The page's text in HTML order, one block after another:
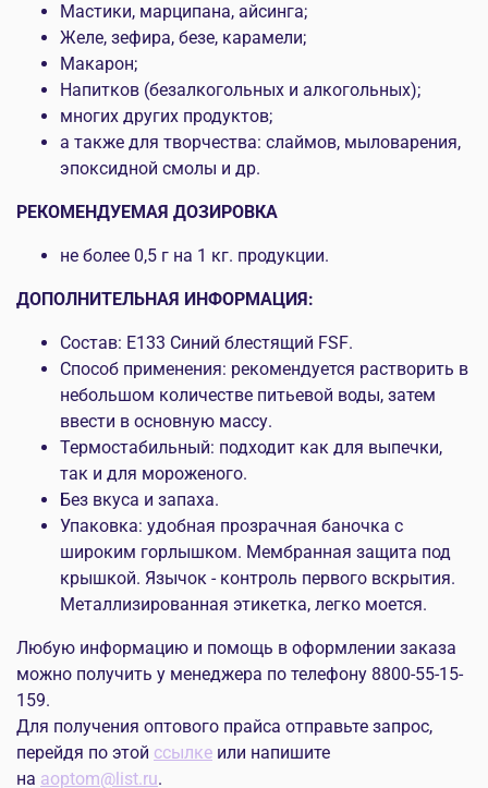
Мастики, марципана, айсинга;
Желе, зефира, безе, карамели;
Макарон;
Напитков (безалкогольных и алкогольных);
многих других продуктов;
а также для творчества: слаймов, мыловарения,
эпоксидной смолы и др.
РЕКОМЕНДУЕМАЯ ДОЗИРОВКА
не более 0,5 г на 1 кг. продукции.
ДОПОЛНИТЕЛЬНАЯ ИНФОРМАЦИЯ:
Состав: Е133 Синий блестящий FSF.
Способ применения: рекомендуется растворить в
небольшом количестве питьевой воды, затем
ввести в основную массу.
Термостабильный: подходит как для выпечки,
так и для мороженого.
Без вкуса и запаха.
Упаковка: удобная прозрачная баночка с
широким горлышком. Мембранная защита под
крышкой. Язычок - контроль первого вскрытия.
Металлизированная этикетка, легко моется.
Любую информацию и помощь в оформлении заказа
можно получить у менеджера по телефону 8800-55-15-
159.
Для получения оптового прайса отправьте запрос,
перейдя по этой ссылке или напишите
на aoptom@list.ru.